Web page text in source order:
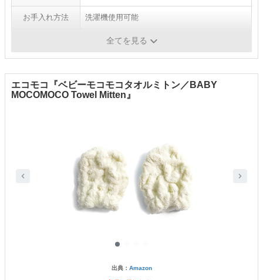
お手入れ方法 洗濯機使用可能
全てを見る
エコモコ『ベビーモコモコタオルミトン／BABY
MOCOMOCO Towel Mitten』
出典： Amazon